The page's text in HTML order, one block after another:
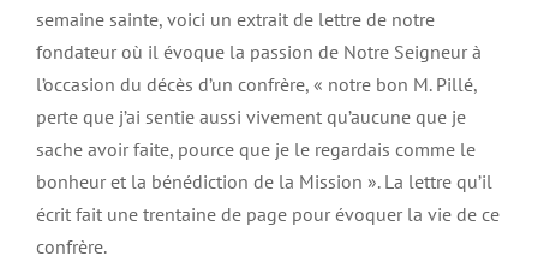
semaine sainte, voici un extrait de lettre de notre
fondateur où il évoque la passion de Notre Seigneur à
l’occasion du décès d’un confrère, « notre bon M. Pillé,
perte que j’ai sentie aussi vivement qu’aucune que je
sache avoir faite, pource que je le regardais comme le
bonheur et la bénédiction de la Mission ». La lettre qu’il
écrit fait une trentaine de page pour évoquer la vie de ce
confrère.